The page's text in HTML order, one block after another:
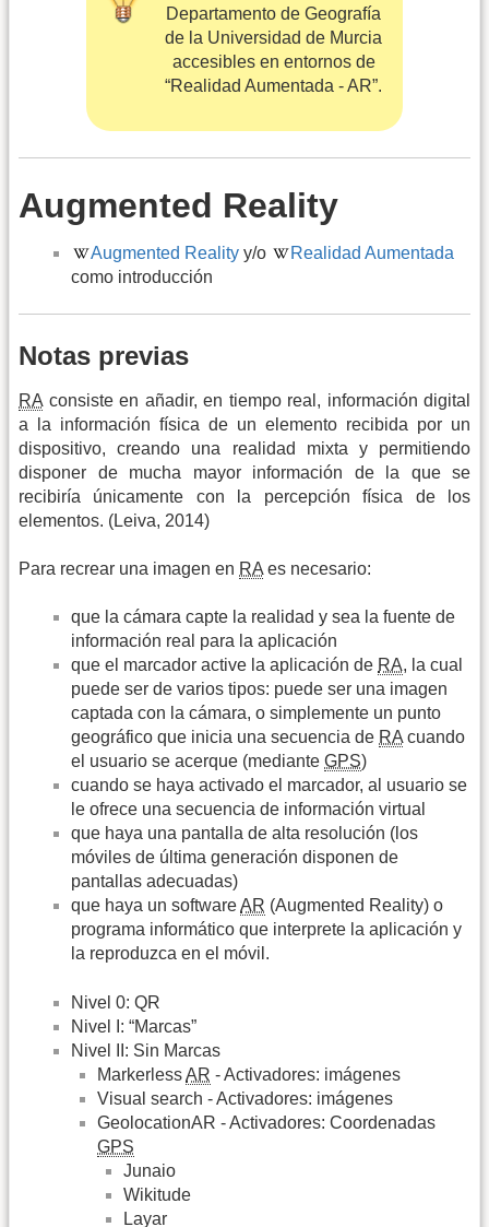
Departamento de Geografía
de la Universidad de Murcia
accesibles en entornos de
“Realidad Aumentada - AR”.
Augmented Reality
Augmented Reality y/o
Realidad Aumentada
como introducción
Notas previas
RA consiste en añadir, en tiempo real, información digital
a la información física de un elemento recibida por un
dispositivo, creando una realidad mixta y permitiendo
disponer de mucha mayor información de la que se
recibiría únicamente con la percepción física de los
elementos. (Leiva, 2014)
Para recrear una imagen en RA es necesario:
que la cámara capte la realidad y sea la fuente de
información real para la aplicación
que el marcador active la aplicación de RA, la cual
puede ser de varios tipos: puede ser una imagen
captada con la cámara, o simplemente un punto
geográfico que inicia una secuencia de RAcuando
el usuario se acerque (mediante GPS)
cuando se haya activado el marcador, al usuario se
le ofrece una secuencia de información virtual
que haya una pantalla de alta resolución (los
móviles de última generación disponen de
pantallas adecuadas)
que haya un softwareAR (Augmented Reality) o
programa informático que interprete la aplicación y
la reproduzca en el móvil.
Nivel 0: QR
Nivel I: “Marcas”
Nivel II: Sin Marcas
MarkerlessAR - Activadores: imágenes
Visual search - Activadores: imágenes
GeolocationAR - Activadores: Coordenadas
GPS
Junaio
Wikitude
Layar